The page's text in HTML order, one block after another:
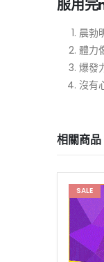
服用
晨勃
體力
爆發
沒有
相關商品
SALE